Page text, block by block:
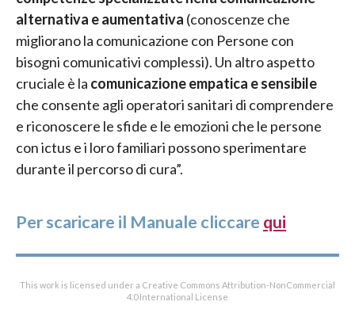
alternativa e aumentativa (conoscenze che
migliorano la comunicazione con Persone con
bisogni comunicativi complessi). Un altro aspetto
cruciale è la comunicazione empatica e sensibile
che consente agli operatori sanitari di comprendere
e riconoscere le sfide e le emozioni che le persone
con ictus e i loro familiari possono sperimentare
durante il percorso di cura”.
Per scaricare il Manuale cliccare qui
This work is licensed under a Creative Commons Attribution-NonCommercial
4.0 International License